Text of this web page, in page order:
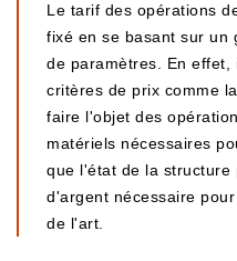
Le tarif des opérations
fixé en se basant sur un
de paramètres. En
critères de prix comme
faire l'objet des
matériels nécessaires
que l'état de la structure
d'argent nécessaire
de l'art.